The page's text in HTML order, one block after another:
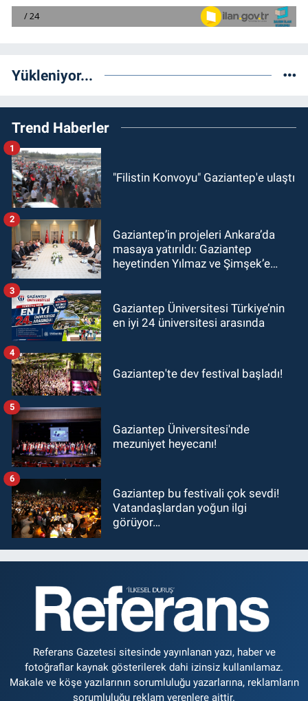
Yükleniyor...
Trend Haberler
"Filistin Konvoyu" Gaziantep'e ulaştı
1
Gaziantep’in projeleri Ankara’da
masaya yatırıldı: Gaziantep
heyetinden Yılmaz ve Şimşek’e
2
Gaziantep Üniversitesi Türkiye’nin
en iyi 24 üniversitesi arasında
3
Gaziantep'te dev festival başladı!
4
Gaziantep Üniversitesi'nde
mezuniyet heyecanı!
5
Gaziantep bu festivali çok sevdi!
Vatandaşlardan yoğun ilgi
görüyor…
6
Referans Gazetesi sitesinde yayınlanan yazı, haber ve
fotoğraflar kaynak gösterilerek dahi izinsiz kullanılamaz.
Makale ve köşe yazılarının sorumluluğu yazarlarına, reklamların
sorumluluğu reklam verenlere aittir.